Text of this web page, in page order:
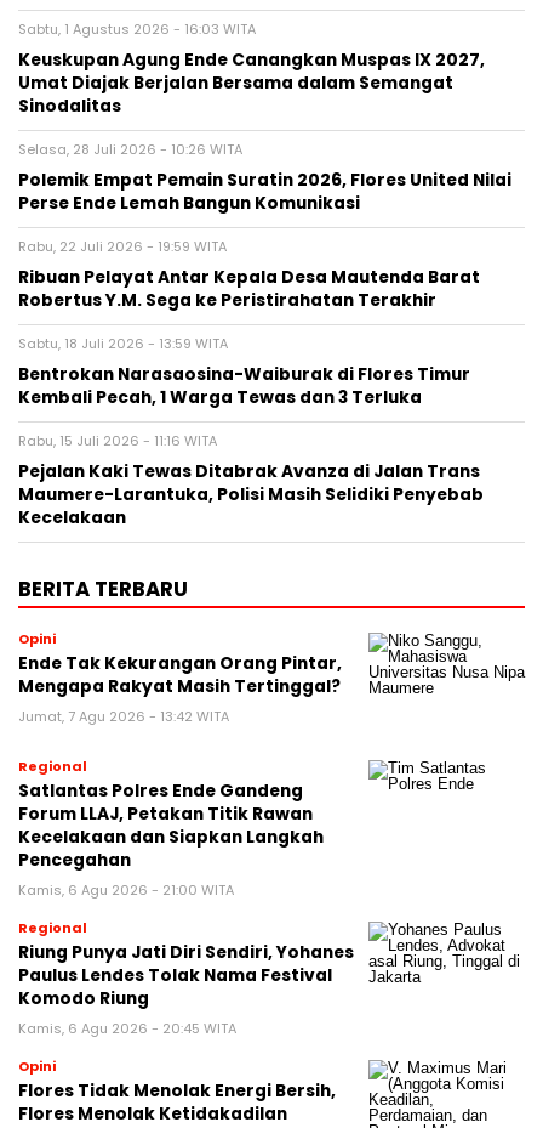
Sabtu, 1 Agustus 2026 - 16:03 WITA
Keuskupan Agung Ende Canangkan Muspas IX 2027,
Umat Diajak Berjalan Bersama dalam Semangat
Sinodalitas
Selasa, 28 Juli 2026 - 10:26 WITA
Polemik Empat Pemain Suratin 2026, Flores United Nilai
Perse Ende Lemah Bangun Komunikasi
Rabu, 22 Juli 2026 - 19:59 WITA
Ribuan Pelayat Antar Kepala Desa Mautenda Barat
Robertus Y.M. Sega ke Peristirahatan Terakhir
Sabtu, 18 Juli 2026 - 13:59 WITA
Bentrokan Narasaosina-Waiburak di Flores Timur
Kembali Pecah, 1 Warga Tewas dan 3 Terluka
Rabu, 15 Juli 2026 - 11:16 WITA
Pejalan Kaki Tewas Ditabrak Avanza di Jalan Trans
Maumere-Larantuka, Polisi Masih Selidiki Penyebab
Kecelakaan
BERITA TERBARU
Opini
Ende Tak Kekurangan Orang Pintar,
Mengapa Rakyat Masih Tertinggal?
Jumat, 7 Agu 2026 - 13:42 WITA
Regional
Satlantas Polres Ende Gandeng
Forum LLAJ, Petakan Titik Rawan
Kecelakaan dan Siapkan Langkah
Pencegahan
Kamis, 6 Agu 2026 - 21:00 WITA
Regional
Riung Punya Jati Diri Sendiri, Yohanes
Paulus Lendes Tolak Nama Festival
Komodo Riung
Kamis, 6 Agu 2026 - 20:45 WITA
Opini
Flores Tidak Menolak Energi Bersih,
Flores Menolak Ketidakadilan